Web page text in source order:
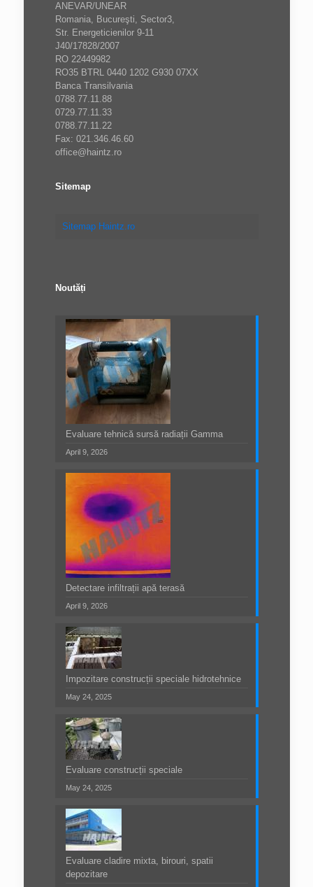
ANEVAR/UNEAR
Romania, Bucureşti, Sector3,
Str. Energeticienilor 9-11
J40/17828/2007
RO 22449982
RO35 BTRL 0440 1202 G930 07XX
Banca Transilvania
0788.77.11.88
0729.77.11.33
0788.77.11.22
Fax: 021.346.46.60
office@haintz.ro
Sitemap
Sitemap Haintz.ro
Noutăți
Evaluare tehnică sursă radiații Gamma
April 9, 2026
Detectare infiltrații apă terasă
April 9, 2026
Impozitare construcții speciale hidrotehnice
May 24, 2025
Evaluare construcții speciale
May 24, 2025
Evaluare cladire mixta, birouri, spatii
depozitare